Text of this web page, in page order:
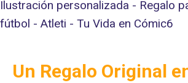
Un Regalo Original